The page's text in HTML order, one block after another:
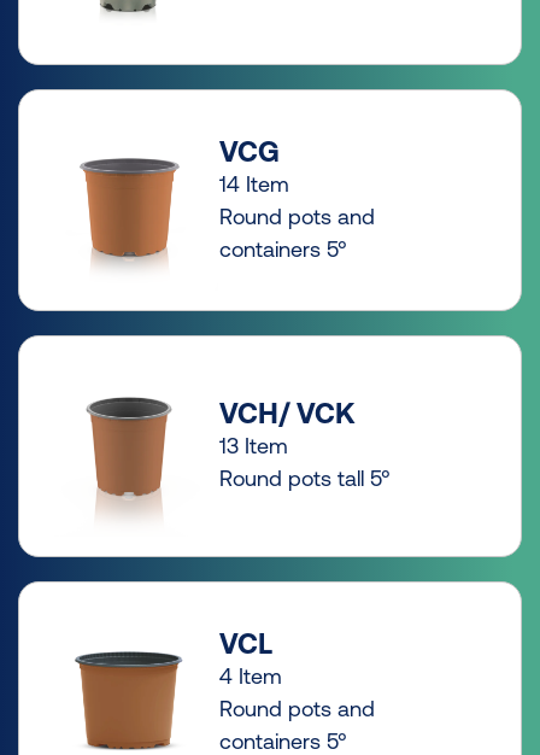
VCG
14 Item
Round pots and
containers 5°
VCH/ VCK
13 Item
Round pots tall 5°
VCL
4 Item
Round pots and
containers 5°